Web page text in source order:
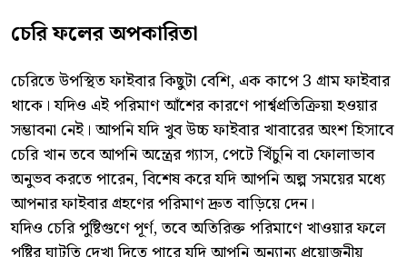
চেরি ফলের অপকারিতা
চেরিতে উপস্থিত ফাইবার কিছুটা বেশি, এক কাপে 3 গ্রাম ফাইবার
থাকে। যদিও এই পরিমাণ আঁশের কারণে পার্শ্বপ্রতিক্রিয়া হওয়ার
সম্ভাবনা নেই। আপনি যদি খুব উচ্চ ফাইবার খাবারের অংশ হিসাবে
চেরি খান তবে আপনি অন্ত্রের গ্যাস, পেটে খিঁচুনি বা ফোলাভাব
অনুভব করতে পারেন, বিশেষ করে যদি আপনি অল্প সময়ের মধ্যে
আপনার ফাইবার গ্রহণের পরিমাণ দ্রুত বাড়িয়ে দেন।
যদিও চেরি পুষ্টিগুণে পূর্ণ, তবে অতিরিক্ত পরিমাণে খাওয়ার ফলে